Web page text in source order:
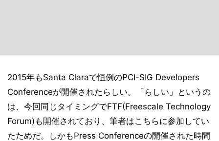
2015年もSanta Claraで恒例のPCI-SIG Developers
Conferenceが開催されたらしい。「らしい」というの
は、今回同じタイミングでFTF(Freescale Technology
Forum)も開催されており、筆者はこちらに参加してい
たためだ。しかもPress Conferenceの開催された時間